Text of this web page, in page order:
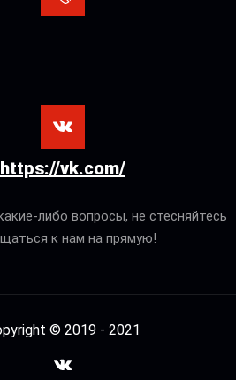
https://vk.com/
либо вопросы, не стесняйтесь
к нам на прямую!
© 2019 - 2021